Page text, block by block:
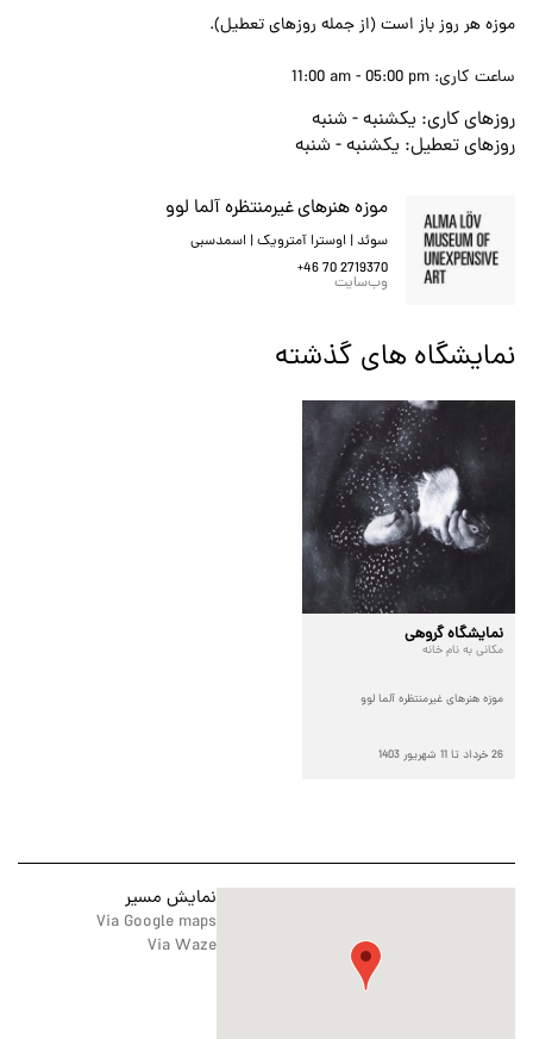
موزه هر روز باز است (از جمله روزهای تعطیل).
ساعت کاری: 11:00 am - 05:00 pm
روزهای کاری: يكشنبه - شنبه
روزهای تعطیل: يكشنبه - شنبه
موزه هنرهای غیرمنتظره آلما لوو
سوئد | اوسترا آمترویک | اسمدسبی
+46 70 2719370
وب‌سایت
نمایشگاه های گذشته
نمایشگاه گروهی
مکانی به نام خانه
موزه هنرهای غیرمنتظره آلما لوو
26 خرداد تا 11 شهريور 1403
نمایش مسیر
Via Google maps
Via Waze